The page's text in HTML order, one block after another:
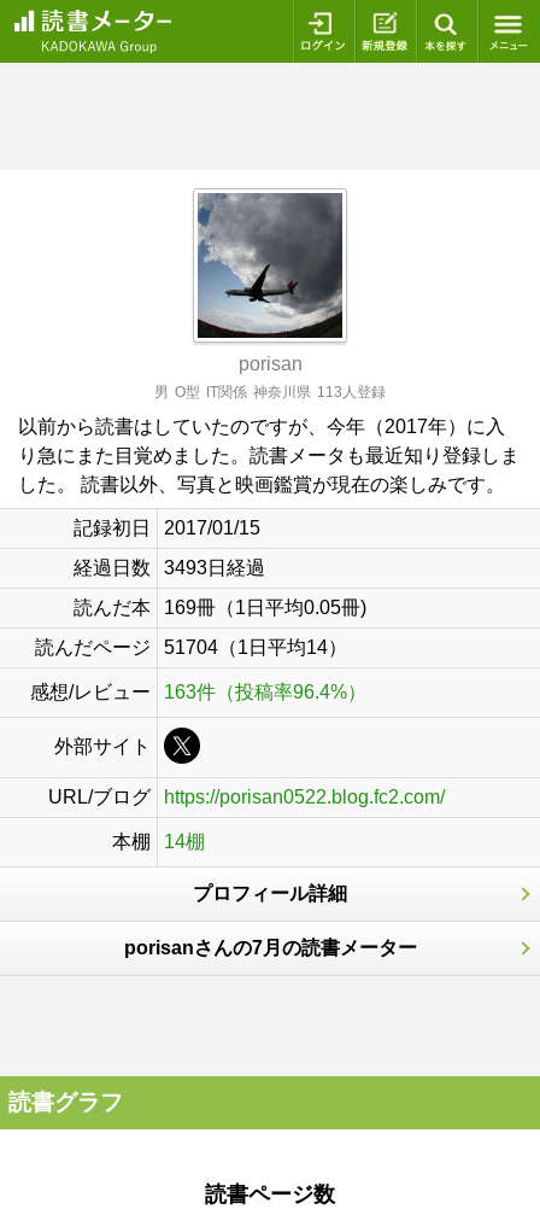
ログイン 新規登録
porisan
男 O型 IT関係 神奈川県 113人登録
以前から読書はしていたのですが、今年（2017年）に入
り急にまた目覚めました。読書メータも最近知り登録しま
した。 読書以外、写真と映画鑑賞が現在の楽しみです。
記録初日
2017/01/15
経過日数
3493日経過
読んだ本
169冊（1日平均0.05冊)
読んだページ
51704（1日平均14）
感想/レビュー 163件（投稿率96.4%）
外部サイト
URL/ブログ https://porisan0522.blog.fc2.com/
本棚 14棚
プロフィール詳細
porisanさんの7月の読書メーター
読書グラフ
読書ページ数